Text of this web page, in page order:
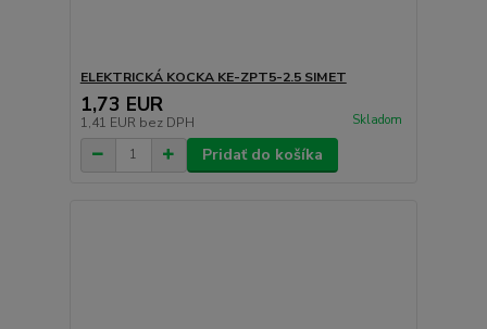
ELEKTRICKÁ KOCKA KE-ZPT5-2.5 SIMET
1,73 EUR
1,41 EUR bez DPH Skladom
Pridať do košíka